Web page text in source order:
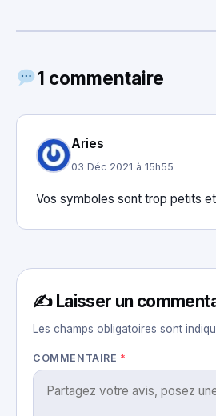
1 commentaire
Aries
03 Déc 2021 à 15h55
Vos symboles sont trop petits
✍️ Laisser un
Les champs obligatoires sont
COMMENTAIRE *